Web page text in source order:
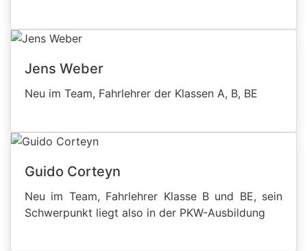
Jens Weber
Neu im Team, Fahrlehrer der Klassen A, B, BE
Guido Corteyn
Neu im Team, Fahrlehrer Klasse B und BE, sein
Schwerpunkt liegt also in der PKW-Ausbildung